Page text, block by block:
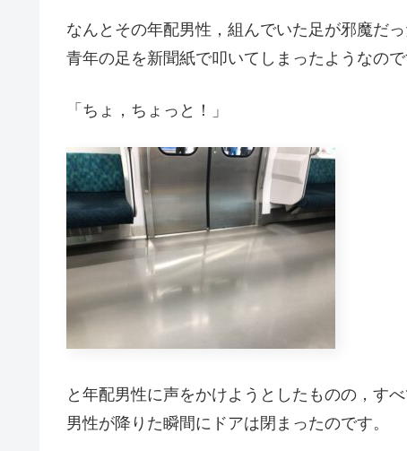
なんとその年配男性，組んでいた足が邪魔だ
青年の足を新聞紙で叩いてしまったようなので
「ちょ，ちょっと！」
と年配男性に声をかけようとしたものの，す
男性が降りた瞬間にドアは閉まったのです。